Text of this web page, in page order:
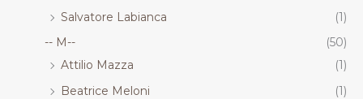
Salvatore Labianca
(1)
-- M--
(50)
Attilio Mazza
(1)
Beatrice Meloni
(1)